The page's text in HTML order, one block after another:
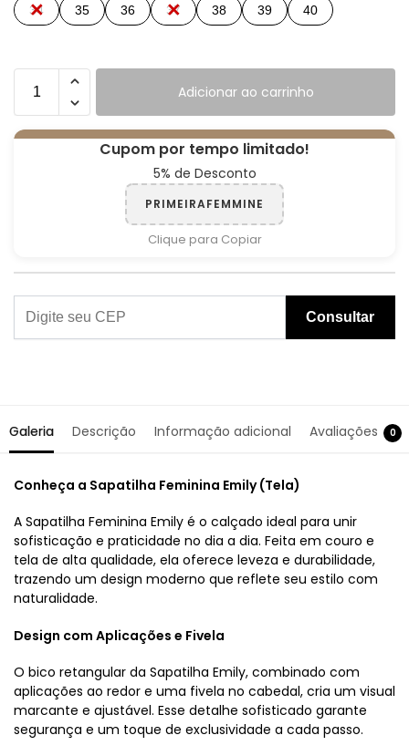
34 35 36 37 38 39 40
Adicionar ao carrinho
Cupom por tempo limitado!
5% de Desconto
PRIMEIRAFEMMINE
Clique para Copiar
Consultar
Galeria Descrição Informação adicional Avaliações 0
Conheça a Sapatilha Feminina Emily (Tela)
A Sapatilha Feminina Emily é o calçado ideal para unir
sofisticação e praticidade no dia a dia. Feita em couro e
tela de alta qualidade, ela oferece leveza e durabilidade,
trazendo um design moderno que reflete seu estilo com
naturalidade.
Design com Aplicações e Fivela
O bico retangular da Sapatilha Emily, combinado com
aplicações ao redor e uma fivela no cabedal, cria um visual
marcante e ajustável. Esse detalhe sofisticado garante
segurança e um toque de exclusividade a cada passo.